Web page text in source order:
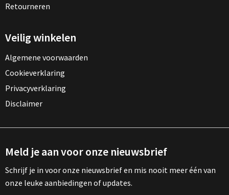
Retourneren
Veilig winkelen
Algemene voorwaarden
Cookieverklaring
Privacyverklaring
Disclaimer
Meld je aan voor onze nieuwsbrief
Schrijf je in voor onze nieuwsbrief en mis nooit meer één van
onze leuke aanbiedingen of updates.